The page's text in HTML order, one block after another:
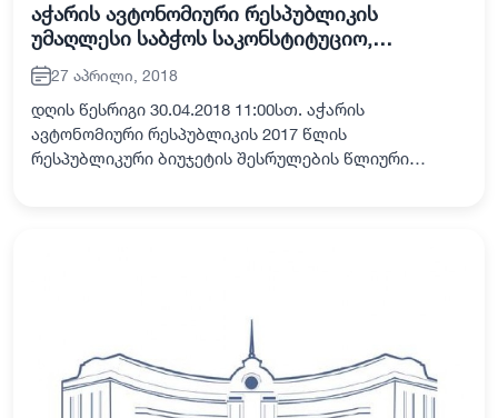
აჭარის ავტონომიური რესპუბლიკის
უმაღლესი საბჭოს საკონსტიტუციო,
იურიდიულ და საპროცედურო საკითხთა და
ადამიანის უფლებათა დაცვის საკითხთა
კომისიების ერთობლივი სხდომა
27 აპრილი, 2018
დღის წესრიგი 30.04.2018 11:00სთ. აჭარის
ავტონომიური რესპუბლიკის 2017 წლის
რესპუბლიკური ბიუჯეტის შესრულების წლიური